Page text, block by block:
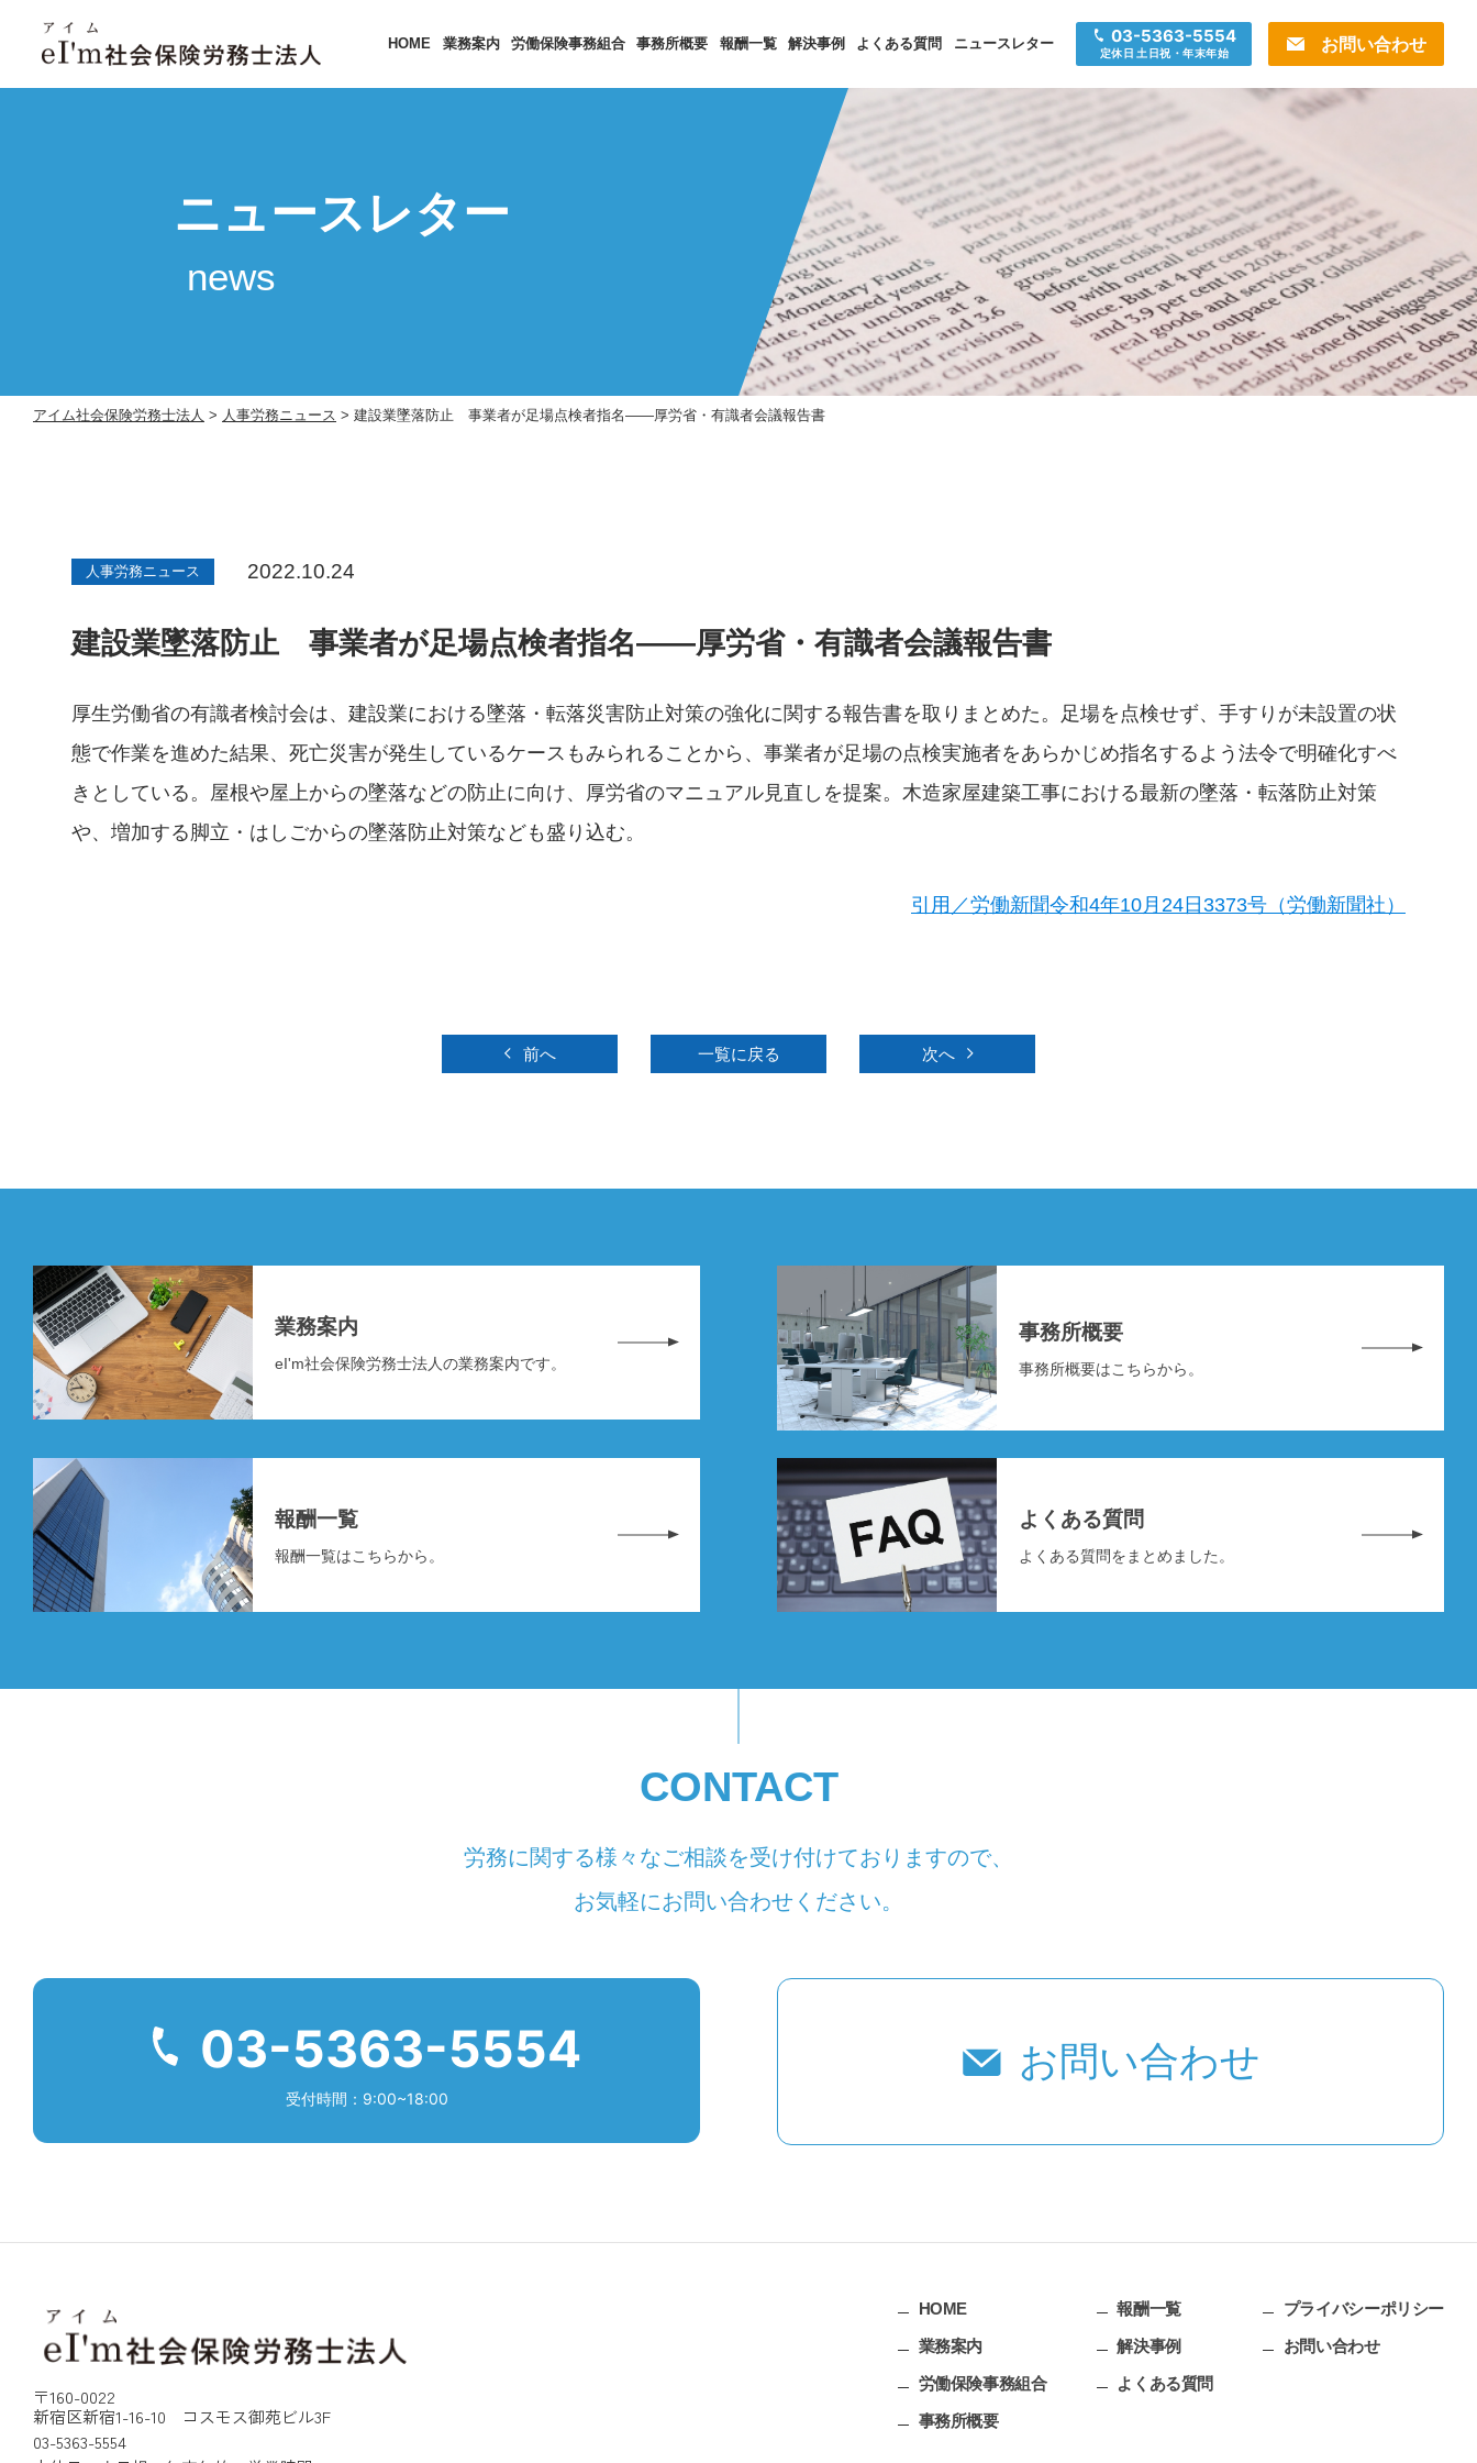
HOME 業務案内 労働保険事務組合 事務所概要 報酬一覧 解決事例 よくある質問 ニュースレター 03-5363-5554
定休日 土日祝・年末年始 お問い合わせ
ニュースレター
news
アイム社会保険労務士法人 > 人事労務ニュース > 建設業墜落防止 事業者が足場点検者指名――厚労省・有識者会議報告書
人事労務ニュース 2022.10.24
建設業墜落防止 事業者が足場点検者指名――厚労省・有識者会議報告書
厚生労働省の有識者検討会は、建設業における墜落・転落災害防止対策の強化に関する報告書を取りまとめた。足場を点検せず、手すりが未設置の状
態で作業を進めた結果、死亡災害が発生しているケースもみられることから、事業者が足場の点検実施者をあらかじめ指名するよう法令で明確化すべ
きとしている。屋根や屋上からの墜落などの防止に向け、厚労省のマニュアル見直しを提案。木造家屋建築工事における最新の墜落・転落防止対策
や、増加する脚立・はしごからの墜落防止対策なども盛り込む。
引用／労働新聞令和4年10月24日3373号（労働新聞社）
前へ 一覧に戻る 次へ
業務案内
eI'm社会保険労務士法人の業務案内です。
事務所概要
事務所概要はこちらから。
報酬一覧
報酬一覧はこちらから。
よくある質問
よくある質問をまとめました。
CONTACT
労務に関する様々なご相談を受け付けておりますので、
お気軽にお問い合わせください。
03-5363-5554
受付時間：9:00~18:00
お問い合わせ
〒160-0022
新宿区新宿1-16-10 コスモス御苑ビル3F
03-5363-5554
HOME
業務案内
労働保険事務組合
事務所概要
報酬一覧
解決事例
よくある質問
プライバシーポリシー
お問い合わせ